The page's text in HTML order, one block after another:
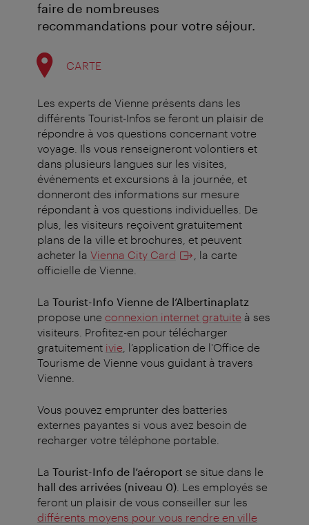
faire de nombreuses
recommandations pour votre séjour.
CARTE
Les experts de Vienne présents dans les
différents Tourist-Infos se feront un plaisir de
répondre à vos questions concernant votre
voyage. Ils vous renseigneront volontiers et
dans plusieurs langues sur les visites,
événements et excursions à la journée, et
donneront des informations sur mesure
répondant à vos questions individuelles. De
plus, les visiteurs reçoivent gratuitement
plans de la ville et brochures, et peuvent
acheter la Vienna City Card
, la carte
officielle de Vienne.
La Tourist-Info Vienne de l’Albertinaplatz
propose une connexion internet gratuite à ses
visiteurs. Profitez-en pour télécharger
gratuitement ivie , l’application de l'Office de
Tourisme de Vienne vous guidant à travers
Vienne.
Vous pouvez emprunter des batteries
externes payantes si vous avez besoin de
recharger votre téléphone portable.
La Tourist-Info de l’aéroport se situe dans le
hall des arrivées (niveau 0) . Les employés se
feront un plaisir de vous conseiller sur les
différents moyens pour vous rendre en ville